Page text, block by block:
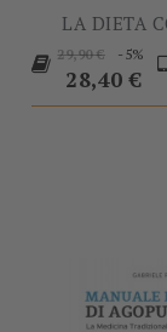
LA DIETA
Prezzo
base
29,90 € -5%
28,40 €